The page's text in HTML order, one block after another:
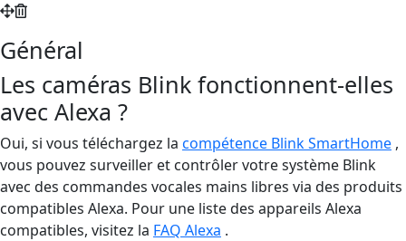
Général
Les caméras Blink fonctionnent-elles
avec Alexa ?
Oui, si vous téléchargez la compétence Blink SmartHome ,
vous pouvez surveiller et contrôler votre système Blink
avec des commandes vocales mains libres via des produits
compatibles Alexa. Pour une liste des appareils Alexa
compatibles, visitez la FAQ Alexa .